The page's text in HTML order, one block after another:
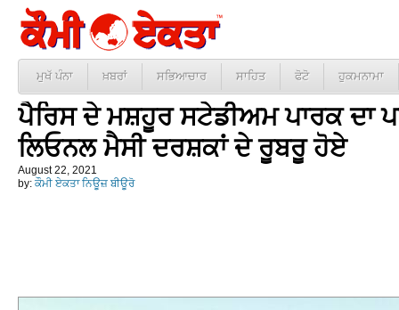
ਮੁਖੱ ਪੰਨਾ ਖ਼ਬਰਾਂ ਸਭਿਆਚਾਰ ਸਾਹਿਤ ਫੋਟੋ ਹੁਕਮਨਾਮਾ
ਪੈਰਿਸ ਦੇ ਮਸ਼ਹੂਰ ਸਟੇਡੀਅਮ ਪਾਰਕ ਦਾ
ਲਿਓਨਲ ਮੈਸੀ ਦਰਸ਼ਕਾਂ ਦੇ ਰੂਬਰੂ ਹੋਏ
August 22, 2021
by: ਕੌਮੀ ਏਕਤਾ ਨਿਊਜ਼ ਬੀਊਰੋ